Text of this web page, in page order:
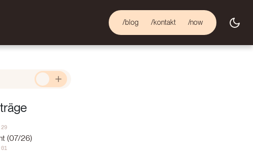
/blog /kontakt /now
Leseansicht
(07/26)